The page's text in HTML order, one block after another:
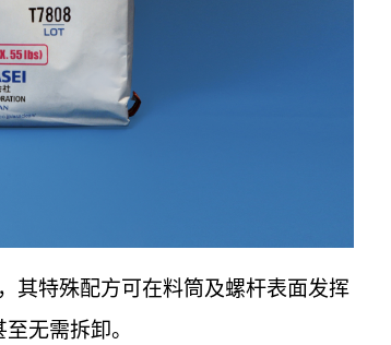
其特殊配方可在料筒及螺杆表面发挥
无需拆卸。